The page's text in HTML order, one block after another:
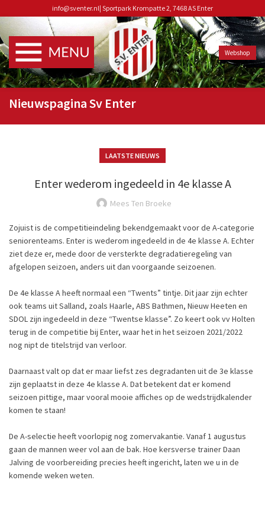
info@sventer.nl| Sportpark Krompatte 2, 7468 AS Enter
Webshop
Nieuwspagina Sv Enter
LAATSTE NIEUWS
Enter wederom ingedeeld in 4e klasse A
Mees Ten Broeke
Zojuist is de competitieindeling bekendgemaakt voor de A-categorie
seniorenteams. Enter is wederom ingedeeld in de 4e klasse A. Echter
ziet deze er, mede door de versterkte degradatieregeling van
afgelopen seizoen, anders uitdan voorgaande seizoenen.
De 4e klasse A heeft normaal een “Twents” tintje. Dit jaar zijn echter
ook teams uit Salland, zoals Haarle, ABS Bathmen, Nieuw Heeten en
SDOL zijn ingedeeld in deze “Twentse klasse”. Zo keert ook vv Holten
terug in de competitie bij Enter, waar het in het seizoen 2021/2022
nog nipt de titelstrijd van verloor.
Daarnaast valt op dat er maar liefst zes degradanten uit de 3e klasse
zijn geplaatst in deze 4e klasse A. Dat betekent dat er komend
seizoen pittige, maar vooral mooie affiches op de wedstrijdkalender
komen te staan!
De A-selectie heeft voorlopig nog zomervakantie. Vanaf 1 augustus
gaan de mannen weer vol aan de bak. Hoe kersverse trainer Daan
Jalving de voorbereiding precies heeft ingericht, laten we u in de
komende weken weten.